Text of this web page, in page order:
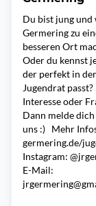
Du bist jung
Germering zu
besseren Ort
Oder du kennst
der perfekt in
Jugendrat
Interesse oder
Dann melde
uns :) Mehr
germering.de/
Instagram:
E-Mail: